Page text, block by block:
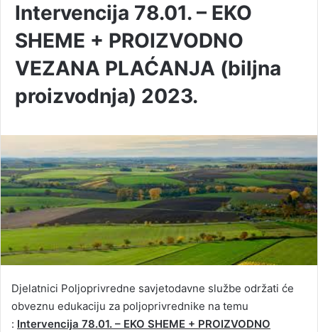
Intervencija 78.01. – EKO
SHEME + PROIZVODNO
VEZANA PLAĆANJA (biljna
proizvodnja) 2023.
Djelatnici Poljoprivredne savjetodavne službe održati će
obveznu edukaciju za poljoprivrednike na temu
: Intervencija 78.01. – EKO SHEME + PROIZVODNO